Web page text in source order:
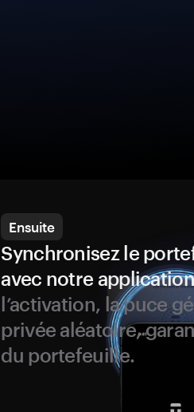
Ensuite
Synchronisez le
avec notre
l’activation, la puce
privée aléatoire,
du portefeuille.